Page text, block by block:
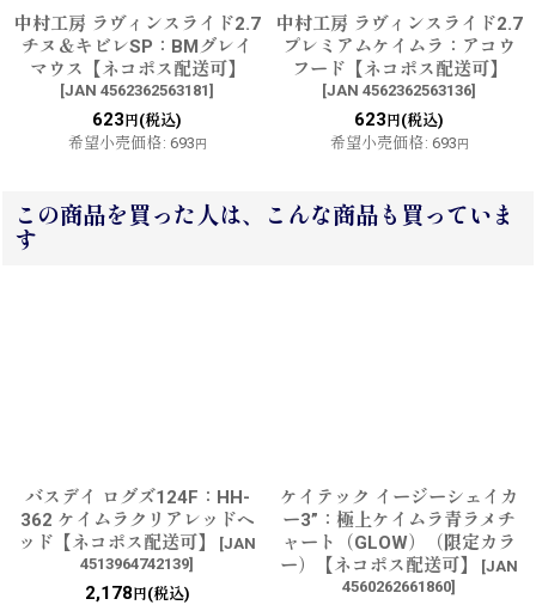
中村工房 ラヴィンスライド2.7
チヌ＆キビレSP：BMグレイ
マウス【ネコポス配送可】
[JAN 4562362563181]
623 円(税込)
希望小売価格: 693 円
中村工房 ラヴィンスライド2.7
プレミアムケイムラ：アコウ
フード【ネコポス配送可】
[JAN 4562362563136]
623 円(税込)
希望小売価格: 693 円
この商品を買った人は、こんな商品も買っていま
す
バスデイ ログズ124F：HH-
362 ケイムラクリアレッドヘ
ッド【ネコポス配送可】
[JAN
4513964742139]
2,178 円(税込)
ケイテック イージーシェイカ
ー3”：極上ケイムラ青ラメチ
ャート（GLOW）（限定カラ
ー）【ネコポス配送可】
[JAN
4560262661860]